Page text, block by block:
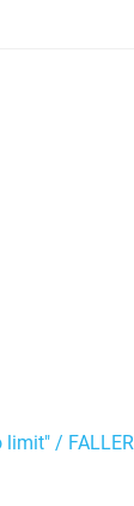
limit" /